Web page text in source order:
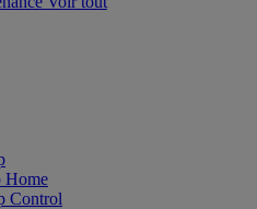
Home
Control